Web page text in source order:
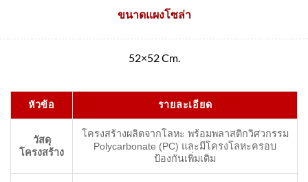
ขนาดแผงโซล่า
52×52 Cm.
หัวข้อ รายละเอียด
วัสดุ
โครงสร้าง
โครงสร้างผลิตจากโลหะ พร้อมพลาสติกวิศวกรรม
Polycarbonate (PC) และมีโครงโลหะครอบ
ป้องกันเพิ่มเติม